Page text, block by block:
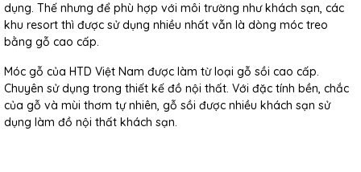
dụng. Thế nhưng để phù hợp với môi trường như khách sạn, các
khu resort thì được sử dụng nhiều nhất vẫn là dòng móc treo
bằng gỗ cao cấp.
Móc gỗ của HTD Việt Nam được làm từ loại gỗ sồi cao cấp.
Chuyên sử dụng trong thiết kế đồ nội thất. Với đặc tính bền, chắc
của gỗ và mùi thơm tự nhiên, gỗ sồi được nhiều khách sạn sử
dụng làm đồ nội thất khách sạn.